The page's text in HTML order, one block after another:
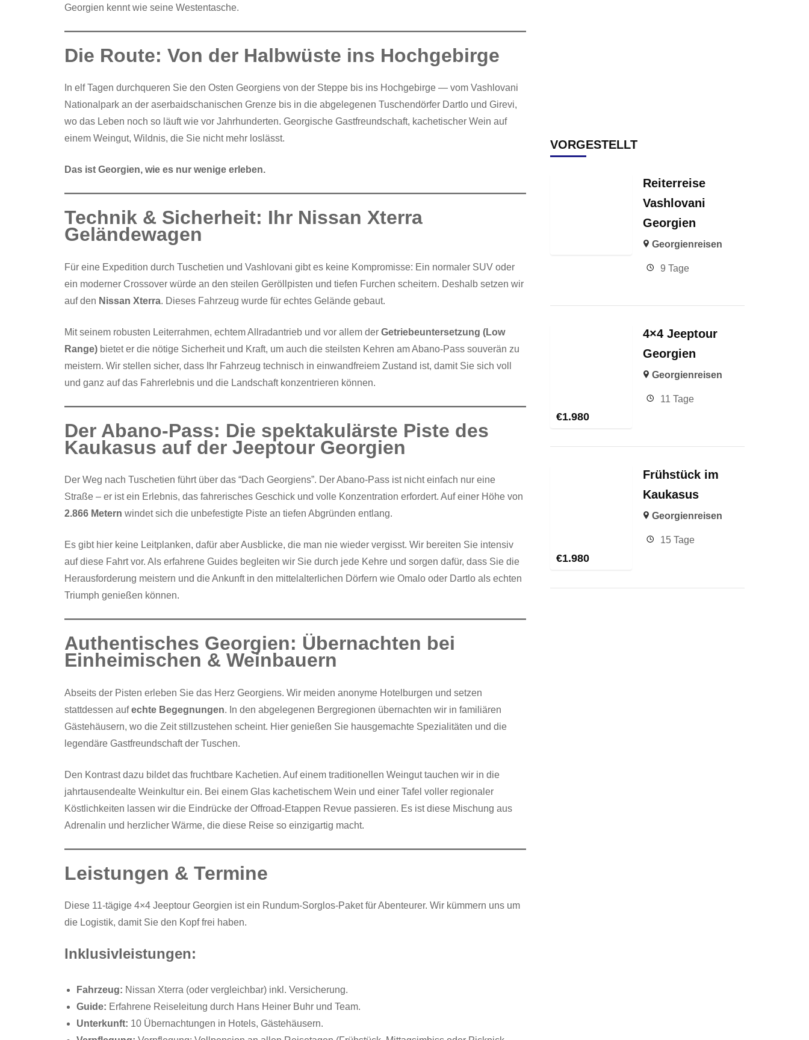
Georgien kennt wie seine Westentasche.
Die Route: Von der Halbwüste ins Hochgebirge
In elf Tagen durchqueren Sie den Osten Georgiens von der Steppe bis ins Hochgebirge — vom Vashlovani
Nationalpark an der aserbaidschanischen Grenze bis in die abgelegenen Tuschendörfer Dartlo und Girevi,
wo das Leben noch so läuft wie vor Jahrhunderten. Georgische Gastfreundschaft, kachetischer Wein auf
einem Weingut, Wildnis, die Sie nicht mehr loslässt.
Das ist Georgien, wie es nur wenige erleben.
Technik & Sicherheit: Ihr Nissan Xterra
Geländewagen
Für eine Expedition durch Tuschetien und Vashlovani gibt es keine Kompromisse: Ein normaler SUV oder
ein moderner Crossover würde an den steilen Geröllpisten und tiefen Furchen scheitern. Deshalb setzen wir
auf den Nissan Xterra. Dieses Fahrzeug wurde für echtes Gelände gebaut.
Mit seinem robusten Leiterrahmen, echtem Allradantrieb und vor allem der Getriebeuntersetzung (Low
Range) bietet er die nötige Sicherheit und Kraft, um auch die steilsten Kehren am Abano-Pass souverän zu
meistern. Wir stellen sicher, dass Ihr Fahrzeug technisch in einwandfreiem Zustand ist, damit Sie sich voll
und ganz auf das Fahrerlebnis und die Landschaft konzentrieren können.
Der Abano-Pass: Die spektakulärste Piste des
Kaukasus auf der Jeeptour Georgien
Der Weg nach Tuschetien führt über das “Dach Georgiens”. Der Abano-Pass ist nicht einfach nur eine
Straße – er ist ein Erlebnis, das fahrerisches Geschick und volle Konzentration erfordert. Auf einer Höhe von
2.866 Metern windet sich die unbefestigte Piste an tiefen Abgründen entlang.
Es gibt hier keine Leitplanken, dafür aber Ausblicke, die man nie wieder vergisst. Wir bereiten Sie intensiv
auf diese Fahrt vor. Als erfahrene Guides begleiten wir Sie durch jede Kehre und sorgen dafür, dass Sie die
Herausforderung meistern und die Ankunft in den mittelalterlichen Dörfern wie Omalo oder Dartlo als echten
Triumph genießen können.
Authentisches Georgien: Übernachten bei
Einheimischen & Weinbauern
Abseits der Pisten erleben Sie das Herz Georgiens. Wir meiden anonyme Hotelburgen und setzen
stattdessen aufechte Begegnungen. In den abgelegenen Bergregionen übernachten wir in familiären
Gästehäusern, wo die Zeit stillzustehen scheint. Hier genießen Sie hausgemachte Spezialitäten und die
legendäre Gastfreundschaft der Tuschen.
Den Kontrast dazu bildet das fruchtbare Kachetien. Auf einem traditionellen Weingut tauchen wir in die
jahrtausendealte Weinkultur ein. Bei einem Glas kachetischem Wein und einer Tafel voller regionaler
Köstlichkeiten lassen wir die Eindrücke der Offroad-Etappen Revue passieren. Es ist diese Mischung aus
Adrenalin und herzlicher Wärme, die diese Reise so einzigartig macht.
Leistungen & Termine
Diese 11-tägige 4×4 Jeeptour Georgien ist ein Rundum-Sorglos-Paket für Abenteurer. Wir kümmern uns um
die Logistik, damit Sie den Kopf frei haben.
Inklusivleistungen:
Fahrzeug: Nissan Xterra (oder vergleichbar) inkl. Versicherung.
Guide: Erfahrene Reiseleitung durch Hans Heiner Buhr und Team.
Unterkunft: 10 Übernachtungen in Hotels, Gästehäusern.
VORGESTELLT
Reiterreise
Vashlovani
Georgien
Georgienreisen
9 Tage
€1.980
4×4 Jeeptour
Georgien
Georgienreisen
11 Tage
€1.980
Frühstück im
Kaukasus
Georgienreisen
15 Tage